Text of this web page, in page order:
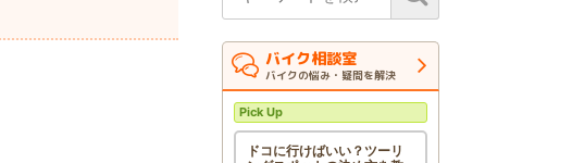
バイク相談室
バイクの悩み・疑問を解決
Pick Up
ドコに行けばいい？ツーリ